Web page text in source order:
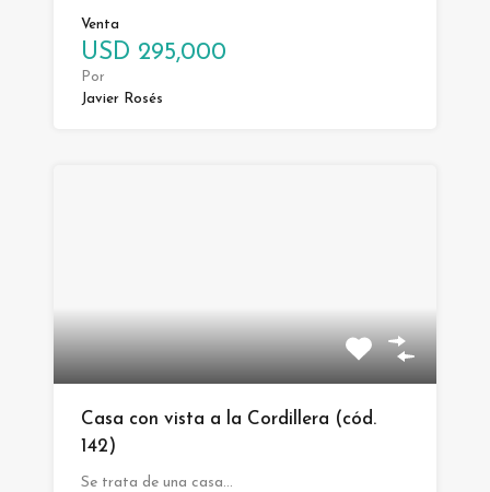
Venta
USD 295,000
Por
Javier Rosés
Casa con vista a la Cordillera (cód.
142)
Se trata de una casa…